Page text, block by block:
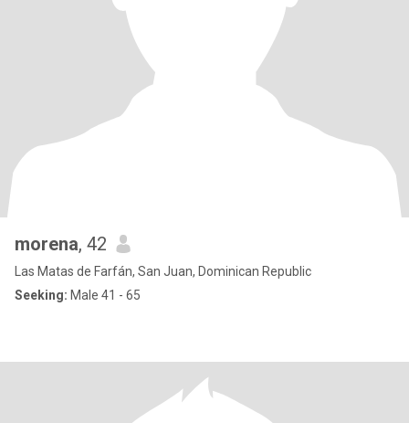
morena, 42
Las Matas de Farfán, San Juan, Dominican Republic
Seeking: Male 41 - 65